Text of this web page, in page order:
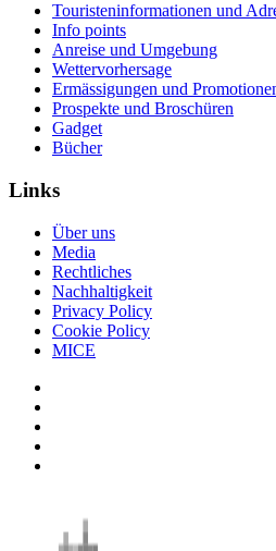
Touristeninformationen und
Info points
Anreise und Umgebung
Wettervorhersage
Ermässigungen und
Prospekte und Broschüren
Gadget
Bücher
Links
Über uns
Media
Rechtliches
Nachhaltigkeit
Privacy Policy
Cookie Policy
MICE